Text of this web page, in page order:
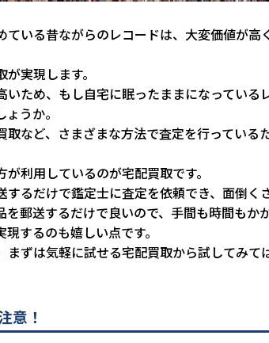
いる昔ながらのレコードは、大変価値が高
実現します。
ため、もし自宅に眠ったままになっている
うか。
など、さまざまな方法で査定を行っている
利用しているのが宅配買取です。
るだけで鑑定士に査定を依頼でき、面倒く
郵送するだけで良いので、手間も時間もか
するのも嬉しい点です。
ずは気軽に試せる宅配買取から試してみて
意！